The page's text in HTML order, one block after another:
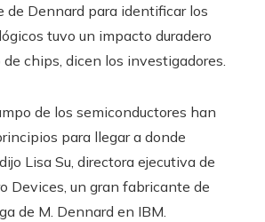
de Dennard para identificar los
tuvo un impacto duradero
chips, dicen los investigadores.
de los semiconductores han
para llegar a donde
Lisa Su, directora ejecutiva de
Devices, un gran fabricante de
de M. Dennard en IBM.